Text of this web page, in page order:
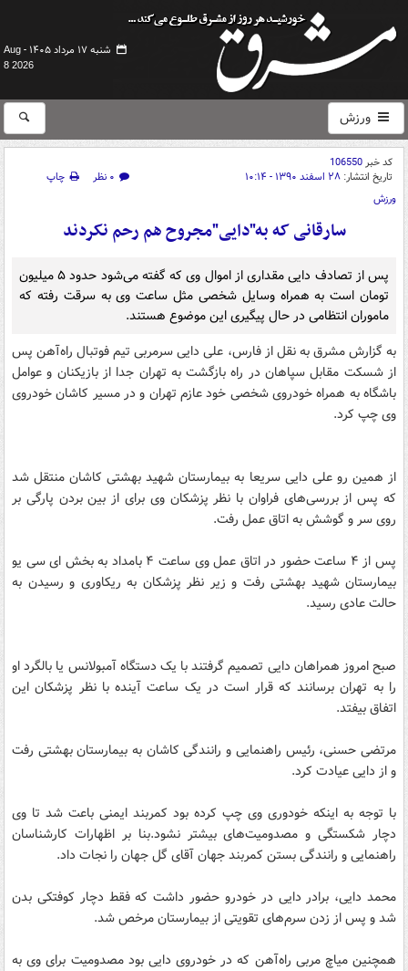
شنبه ۱۷ مرداد ۱۴۰۵ -
Aug
8 2026
ورزش
کد خبر106550
تاریخ انتشار: ۲۸ اسفند ۱۳۹۰ - ۱۰:۱۴ ۰ نظر
چاپ
ورزش
سارقانی که به"دایی"مجروح هم رحم نکردند
پس از تصادف دایی مقداری از اموال وی که گفته می‌شود حدود ۵ میلیون
تومان است به همراه وسایل شخصی مثل ساعت وی به سرقت رفته که
ماموران انتظامی در حال پیگیری این موضوع هستند.
به گزارش مشرق به نقل از فارس، علی دایی سرمربی تیم فوتبال راه‌آهن پس
از شسکت مقابل سپاهان در راه بازگشت به تهران جدا از بازیکنان و عوامل
باشگاه به همراه خودروی شخصی خود عازم تهران و در مسیر کاشان خودروی
وی چپ کرد.
از همین رو علی دایی سریعا به بیمارستان شهید بهشتی کاشان منتقل شد
که پس از بررسی‌های فراوان با نظر پزشکان وی برای از بین بردن پارگی بر
روی سر و گوشش به اتاق عمل رفت.
پس از ۴ ساعت حضور در اتاق عمل وی ساعت ۴ بامداد به بخش ای سی یو
بیمارستان شهید بهشتی رفت و زیر نظر پزشکان به ریکاوری و رسیدن به
حالت عادی رسید.
صبح امروز همراهان دایی تصمیم گرفتند با یک دستگاه آمبولانس یا بالگرد او
را به تهران برسانند که قرار است در یک ساعت آینده با نظر پزشکان این
اتفاق بیفتد.
مرتضی حسنی، رئیس راهنمایی و رانندگی کاشان به بیمارستان بهشتی رفت
و از دایی عیادت کرد.
با توجه به اینکه خودوری وی چپ کرده بود کمربند ایمنی باعت شد تا وی
دچار شکستگی و مصدومیت‌های بیشتر نشود.بنا بر اظهارات کارشناسان
راهنمایی و رانندگی بستن کمربند جهان آقای گل جهان را نجات داد.
محمد دایی، برادر دایی در خودرو حضور داشت که فقط دچار کوفتکی بدن
شد و پس از زدن سرم‌های تقویتی از بیمارستان مرخص شد.
همچنین میاچ مربی راه‌آهن که در خودروی دایی بود مصدومیت برای وی به